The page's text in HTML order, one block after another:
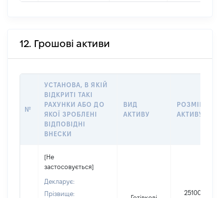
12. Грошові активи
№
УСТАНОВА, В ЯКІЙ
ВІДКРИТІ ТАКІ
РАХУНКИ АБО ДО
ЯКОЇ ЗРОБЛЕНІ
ВІДПОВІДНІ
ВНЕСКИ
ВИД
АКТИВУ
РОЗМІР
АКТИВУ
[Не
застосовується]
Декларує:
Прізвище:
251000